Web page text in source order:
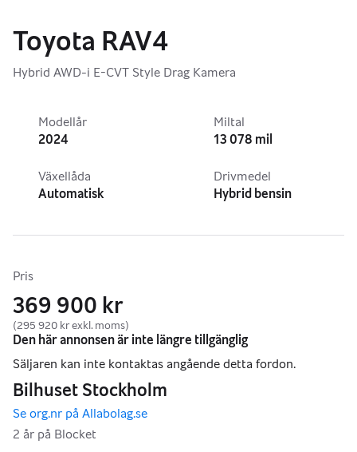
Toyota RAV4
Hybrid AWD-i E-CVT Style Drag Kamera
Modellår
2024
Miltal
13 078 mil
Växellåda
Automatisk
Drivmedel
Hybrid bensin
Pris
369 900 kr
(295 920 kr exkl. moms)
,